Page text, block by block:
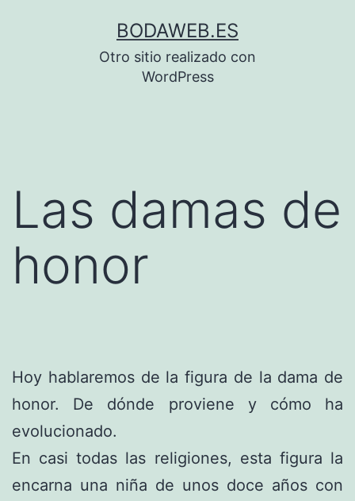
BODAWEB.ES
Otro sitio realizado con
WordPress
Las damas de
honor
Hoy hablaremos de la figura de la dama de
honor. De dónde proviene y cómo ha
evolucionado.
En casi todas las religiones, esta figura la
encarna una niña de unos doce años con